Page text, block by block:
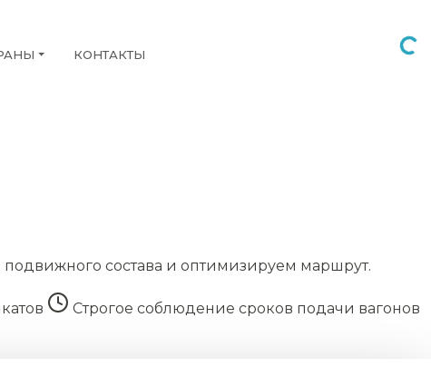
КОНТАКТЫ
состава и оптимизируем маршрут.
Строгое соблюдение сроков подачи вагонов